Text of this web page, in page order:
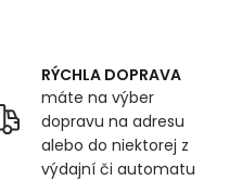
RÝCHLA DOPRAVA
máte na výber
dopravu na adresu
alebo do niektorej z
výdajní či automatu